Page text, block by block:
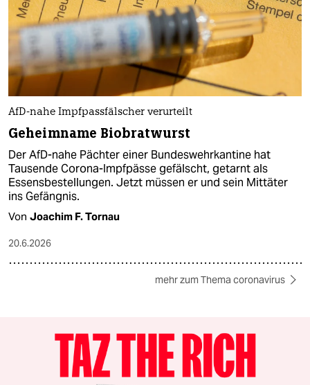
AfD-nahe Impfpassfälscher verurteilt
Geheimname Biobratwurst
Der AfD-nahe Pächter einer Bundeswehrkantine hat
Tausende Corona-Impfpässe gefälscht, getarnt als
Essensbestellungen. Jetzt müssen er und sein Mittäter
ins Gefängnis.
Von Joachim F. Tornau
20.6.2026
mehr zum Thema coronavirus